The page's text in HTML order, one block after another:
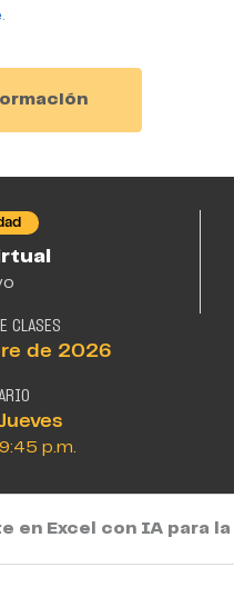
.
CLASES
de 2026
p.m.
en Excel con IA para